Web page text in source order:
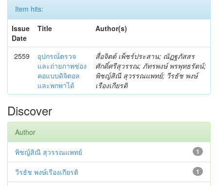
Item hits:
Issue
Date
Title Author(s)
2559
อุปกรณ์ตรวจ
และถ่ายภาพช่อง
คอแบบดิจิตอล
และพกพาได้
สื่อจิตต์ เพ็ชร์ประสาน; ณัฏฐภัสสร
ศักดิ์ศรีสุวรรณ; ภัทรพงษ์ พรพุทธรัตน์;
พิชญ์สิณี สุวรรณแพทย์; วีรธัช พงษ์
เรืองเกียรติ
Discover
Author
1
พิชญ์สิณี สุวรรณแพทย์
1
วีรธัช พงษ์เรืองเกียรติ